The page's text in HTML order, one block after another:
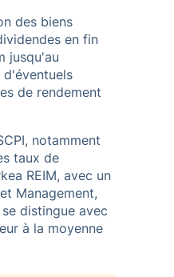
des biens
en fin
jusqu'au
de rendement
notamment
taux de
REIM, avec un
Management,
distingue avec
à la moyenne